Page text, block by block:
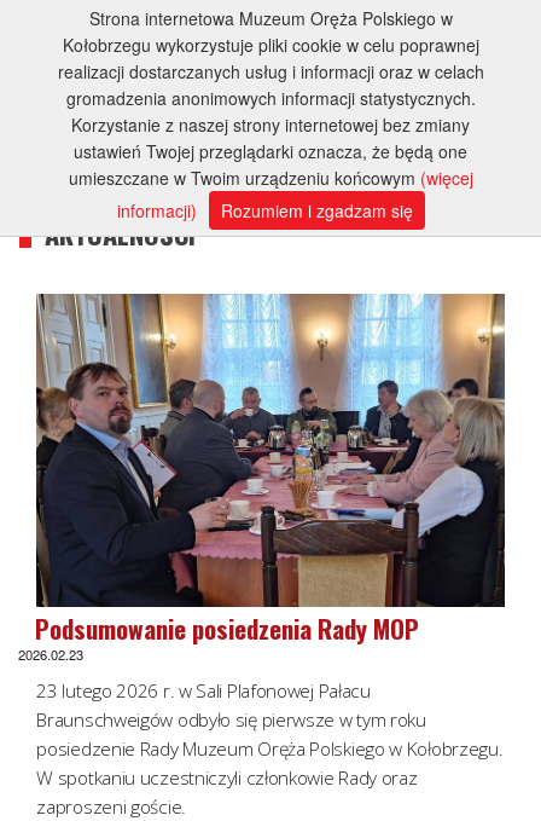
AKTUALNOŚCI
Podsumowanie posiedzenia Rady MOP
2026.02.23
23 lutego 2026 r. w Sali Plafonowej Pałacu
Braunschweigów odbyło się pierwsze w tym roku
posiedzenie Rady Muzeum Oręża Polskiego w Kołobrzegu.
W spotkaniu uczestniczyli członkowie Rady oraz
zaproszeni goście.
Strona internetowa Muzeum Oręża Polskiego w
Kołobrzegu wykorzystuje pliki cookie w celu poprawnej
realizacji dostarczanych usług i informacji oraz w celach
gromadzenia anonimowych informacji statystycznych.
Korzystanie z naszej strony internetowej bez zmiany
ustawień Twojej przeglądarki oznacza, że będą one
umieszczane w Twoim urządzeniu końcowym (więcej
informacji)
Rozumiem i zgadzam się